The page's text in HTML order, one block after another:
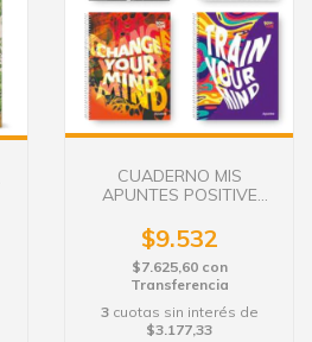
CUADERNO MIS
APUNTES POSITIVE
RAYADO
$9.532
$7.625,60 con
Transferencia
3 cuotas sin interés de
$3.177,33